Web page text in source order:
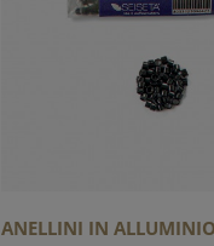
ANELLINI IN